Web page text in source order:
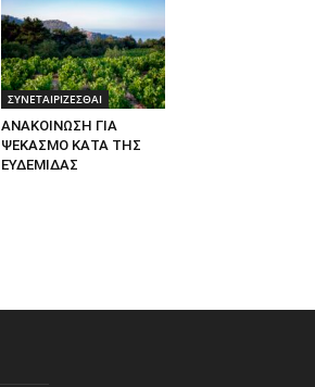
ΣΥΝΕΤΑΙΡΙΖΕΣΘΑΙ
ΑΝΑΚΟΙΝΩΣΗ ΓΙΑ
ΨΕΚΑΣΜΟ ΚΑΤΑ ΤΗΣ
ΕΥΔΕΜΙΔΑΣ